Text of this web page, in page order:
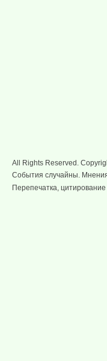
All Rights Reserved.
События случайны.
Перепечатка,